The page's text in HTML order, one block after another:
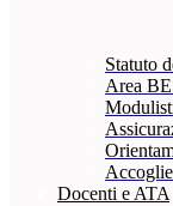
Statuto
Area
Docenti e ATA